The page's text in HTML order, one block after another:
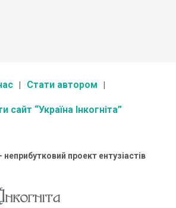
Стати автором
сайт “Україна Інкогніта”
неприбутковий проект ентузіастів